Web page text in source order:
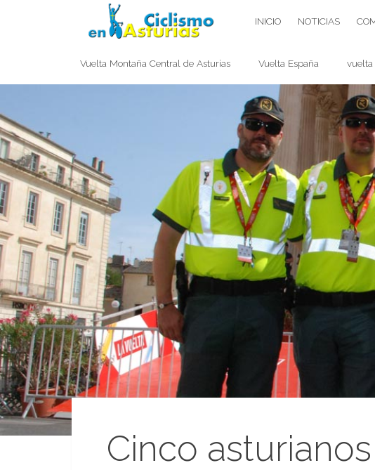
CICLISMO EN ASTURIAS INICIO NOTICIAS
Vuelta Montaña Central de Asturias Vuelta España vuelta
Cinco